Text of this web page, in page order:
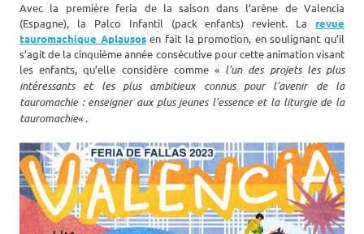
Avec la première feria de la saison dans l’arène de Valencia
(Espagne), la Palco Infantil (pack enfants) revient. La revue
tauromachique Aplausosen fait la promotion, en soulignant qu’il
s’agit de la cinquième année consécutive pour cette animation visant
les enfants, qu’elle considère comme « l’un des projets les plus
intéressants et les plus ambitieux connus pour l’avenir de la
tauromachie : enseigner aux plus jeunes l’essence et la liturgie de la
tauromachie« .